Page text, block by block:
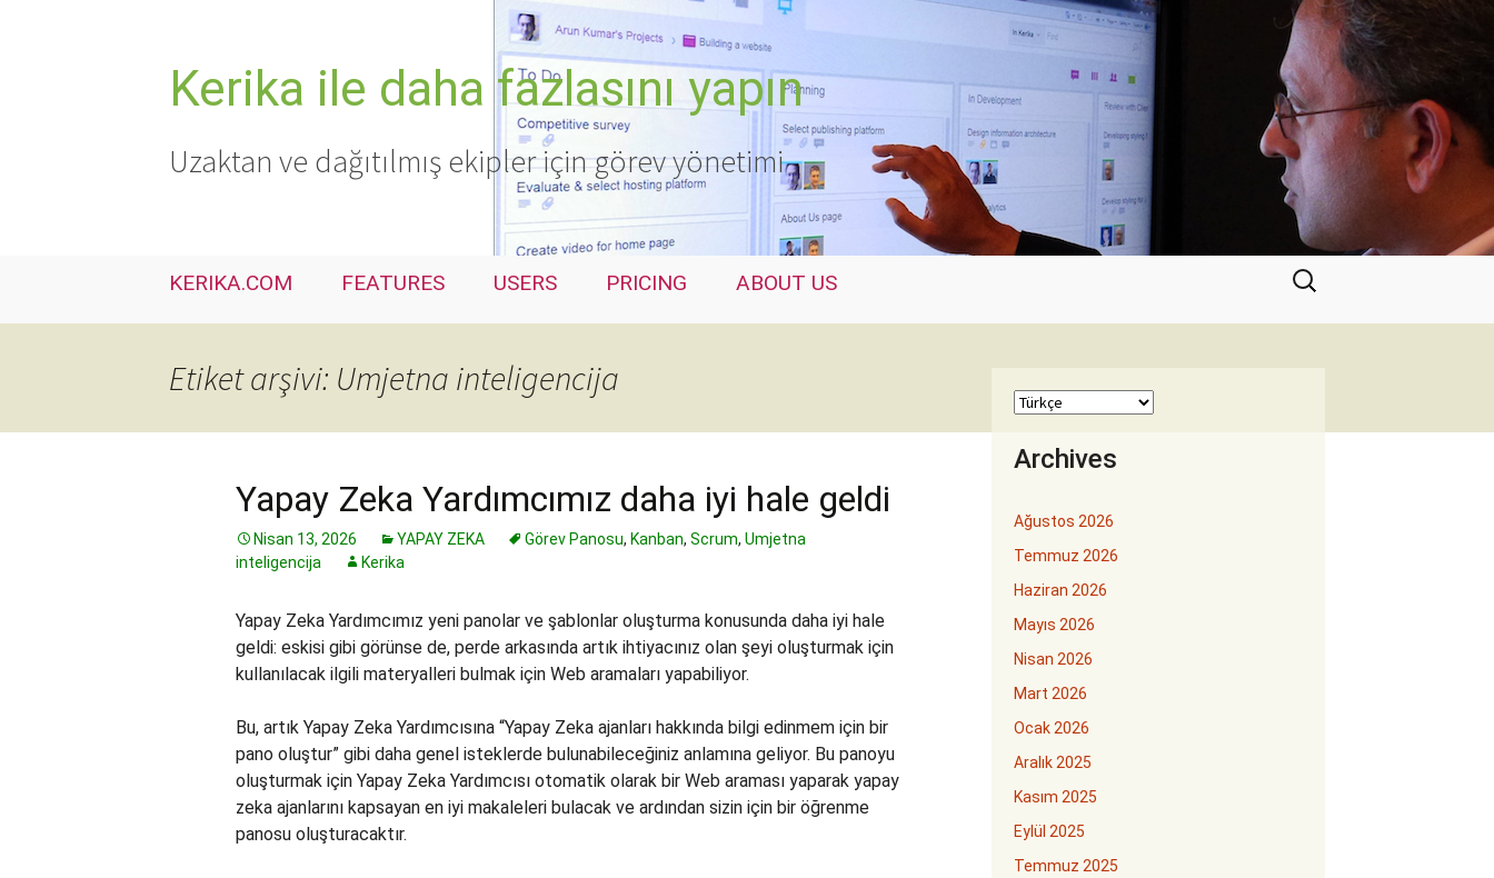
Kerika ile daha fazlasını yapın
Uzaktan ve dağıtılmış ekipler için görev yönetimi
KERIKA.COM FEATURES USERS PRICING ABOUT US
Arama:
Etiket arşivi: Umjetna inteligencija
Yapay Zeka Yardımcımız daha iyi hale geldi
Nisan 13, 2026 YAPAY ZEKA Görev Panosu, Kanban, Scrum, Umjetna
inteligencija
Kerika
Yapay Zeka Yardımcımız yeni panolar ve şablonlar oluşturma konusunda daha iyi hale
geldi: eskisi gibi görünse de, perde arkasında artık ihtiyacınız olan şeyi oluşturmak için
kullanılacak ilgili materyalleri bulmak için Web aramaları yapabiliyor.
Bu, artık Yapay Zeka Yardımcısına “Yapay Zeka ajanları hakkında bilgi edinmem için bir
pano oluştur” gibi daha genel isteklerde bulunabileceğiniz anlamına geliyor. Bu panoyu
oluşturmak için Yapay Zeka Yardımcısı otomatik olarak bir Web araması yaparak yapay
zeka ajanlarını kapsayan en iyi makaleleri bulacak ve ardından sizin için bir öğrenme
panosu oluşturacaktır.
Archives
Ağustos 2026
Temmuz 2026
Haziran 2026
Mayıs 2026
Nisan 2026
Mart 2026
Ocak 2026
Aralık 2025
Kasım 2025
Eylül 2025
Temmuz 2025